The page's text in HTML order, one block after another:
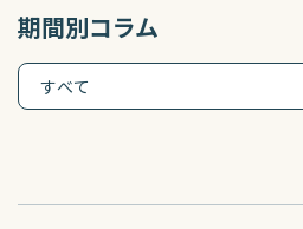
期間別コラム